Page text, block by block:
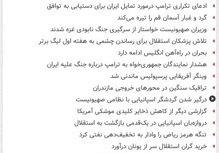
ادعای تکراری ترامپ درمورد تمایل ایران برای دستیابی به توافق
گرد و غبار آسمان قم را تیره می‌کند
وزیران صهیونیست خواستار از سرگیری جنگ نابودی غزه شدند
تلاش پزشکان استقلال برای رساندن چشمی به هفته اول لیگ برتر
بحران در راه‌آهن انگلیس ادامه دارد
هشدار نمایندگان جمهوری‌خواه به ترامپ درباره جنگ علیه ایران
وینگر آفریقایی پرسپولیس ماندنی شد
ترافیک سنگین در محورهای خروجی مازندران
درگیر شدن گردشگر اسپانیایی با نظامی صهیونیست
گزارشی دیگر از کاهش ذخایر کلیدی موشکی آمریکا
دروازه‌بان اسپانیایی در یک‌قدمی بازگشت به استقلال
تنگه هرمز ریاض را وادار به تخفیف‌دهی نفتی کرد
خرید گران استقلال سر از یونان درآورد